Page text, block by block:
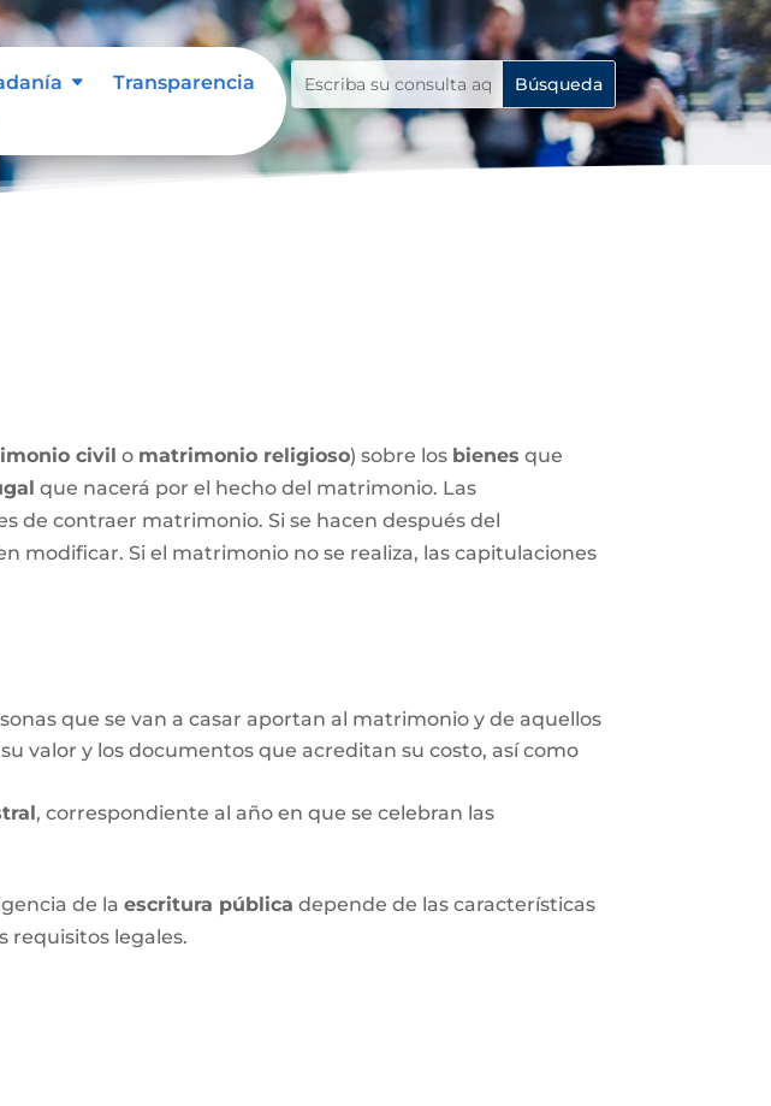
Transparencia
civil o matrimonio religioso) sobre los bienes que
que nacerá por el hecho del matrimonio. Las
de contraer matrimonio. Si se hacen después del
modificar. Si el matrimonio no se realiza, las capitulaciones
que se van a casar aportan al matrimonio y de aquellos
valor y los documentos que acreditan su costo, así como
, correspondiente al año en que se celebran las
de laescritura pública depende de las características
requisitos legales.